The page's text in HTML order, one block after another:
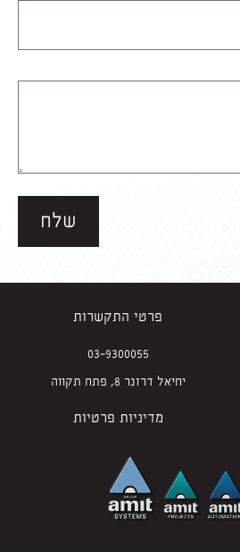
שלח
פרטי התקשרות
03-9300055
יחיאל דרזנר 8, פתח תקווה
מדיניות פרטיות